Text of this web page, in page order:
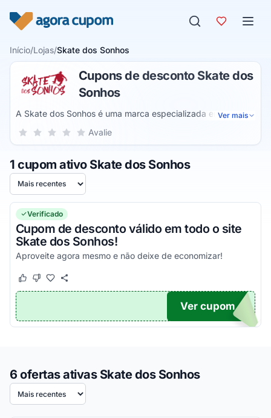
Início/Lojas/Skate dos Sonhos
Cupons de desconto Skate dos
Sonhos
A Skate dos Sonhos é uma marca especializada em
streetwear e focada nos amantes do skate. Ele possui
acessórios que podem ser usados na montagem dos
equipamentos e para a proteção.
Ver mais
Sua nota para Skate dos Sonhos, de 1 a 5 estrelas
5 estrelas
4 estrelas
3 estrelas
2 estrelas
1 estrela Avalie
1 cupom ativo Skate dos Sonhos
Ordenar por
Verificado
Cupom de desconto válido em todo o site
Skate dos Sonhos!
Aproveite agora mesmo e não deixe de economizar!
Este cupom funcionou
Este cupom não funcionou
TICO
Ver cupom
6 ofertas ativas Skate dos Sonhos
Ordenar por